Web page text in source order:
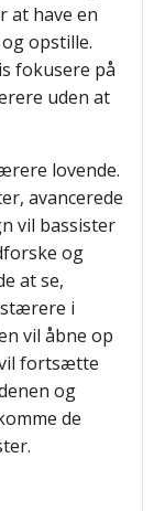
at have en
opstille.
fokusere på
uden at
lovende.
avancerede
vil bassister
og
at se,
i
vil åbne op
fortsætte
og
de